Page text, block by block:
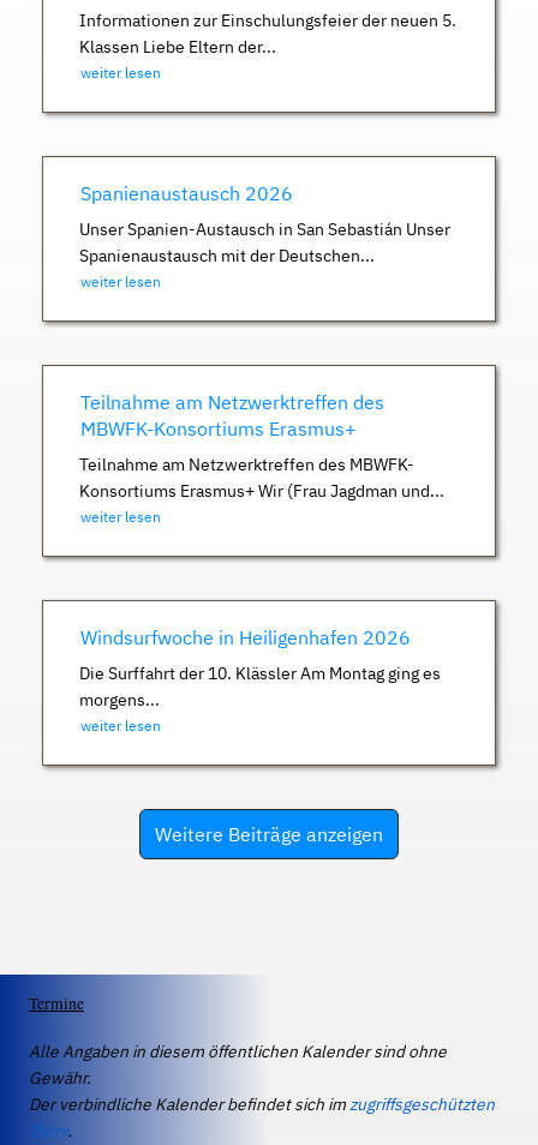
Informationen zur Einschulungsfeier der neuen 5.
Klassen Liebe Eltern der...
weiter lesen
Spanienaustausch 2026
Unser Spanien-Austausch in San Sebastián Unser
Spanienaustausch mit der Deutschen...
weiter lesen
Teilnahme am Netzwerktreffen des
MBWFK-Konsortiums Erasmus+
Teilnahme am Netzwerktreffen des MBWFK-
Konsortiums Erasmus+ Wir (Frau Jagdman und...
weiter lesen
Windsurfwoche in Heiligenhafen 2026
Die Surffahrt der 10. Klässler Am Montag ging es
morgens...
weiter lesen
Weitere Beiträge anzeigen
Termine
Alle Angaben in diesem öffentlichen Kalender sind ohne
Gewähr.
Der verbindliche Kalender befindet sich imzugriffsgeschützten
IServ.